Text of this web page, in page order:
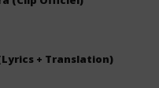
+ Translation)